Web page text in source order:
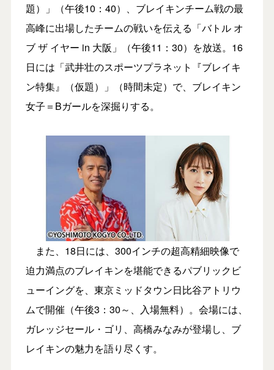
題）」（午後10：40）、ブレイキンチーム戦の最
高峰に出場したチームの戦いを伝える「バトル オ
ブ ザ イヤー in 大阪」（午後11：30）を放送。16
日には「武井壮のスポーツプラネット『ブレイキ
ン特集』（仮題）」（時間未定）で、ブレイキン
女子＝Bガールを深掘りする。
また、18日には、300インチの超高精細映像で
迫力満点のブレイキンを堪能できるパブリックビ
ューイングを、東京ミッドタウン日比谷アトリウ
ムで開催（午後3：30～、入場無料）。会場には、
ガレッジセール・ゴリ、高橋みなみが登場し、ブ
レイキンの魅力を語り尽くす。